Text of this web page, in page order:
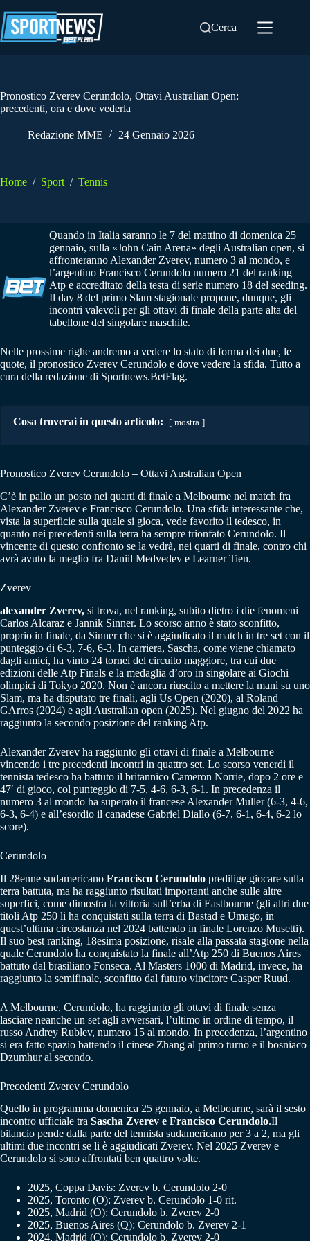
al
contenuto
Cerca
Pronostico Zverev Cerundolo, Ottavi Australian Open:
precedenti, ora e dove vederla
Redazione MME 24 Gennaio 2026
Home / Sport / Tennis
Quando in Italia saranno le 7 del mattino di domenica 25
gennaio, sulla «John Cain Arena» degli Australian open, si
affronteranno Alexander Zverev, numero 3 al mondo, e
l’argentino Francisco Cerundolo numero 21 del ranking
Atp e accreditato della testa di serie numero 18 del seeding.
Il day 8 del primo Slam stagionale propone, dunque, gli
incontri valevoli per gli ottavi di finale della parte alta del
tabellone del singolare maschile.
Nelle prossime righe andremo a vedere lo stato di forma dei due, le
quote, il pronostico Zverev Cerundolo e dove vedere la sfida. Tutto a
cura della redazione di Sportnews.BetFlag.
Cosa troverai in questo articolo: mostra
Pronostico Zverev Cerundolo – Ottavi Australian Open
C’è in palio un posto nei quarti di finale a Melbourne nel match fra
Alexander Zverev e Francisco Cerundolo. Una sfida interessante che,
vista la superficie sulla quale si gioca, vede favorito il tedesco, in
quanto nei precedenti sulla terra ha sempre trionfato Cerundolo. Il
vincente di questo confronto se la vedrà, nei quarti di finale, contro chi
avrà avuto la meglio fra Daniil Medvedev e Learner Tien.
Zverev
alexander Zverev, si trova, nel ranking, subito dietro i die fenomeni
Carlos Alcaraz e Jannik Sinner. Lo scorso anno è stato sconfitto,
proprio in finale, da Sinner che si è aggiudicato il match in tre set con il
punteggio di 6-3, 7-6, 6-3. In carriera, Sascha, come viene chiamato
dagli amici, ha vinto 24 tornei del circuito maggiore, tra cui due
edizioni delle Atp Finals e la medaglia d’oro in singolare ai Giochi
olimpici di Tokyo 2020. Non è ancora riuscito a mettere la mani su uno
Slam, ma ha disputato tre finali, agli Us Open (2020), al Roland
GArros (2024) e agli Australian open (2025). Nel giugno del 2022 ha
raggiunto la secondo posizione del ranking Atp.
Alexander Zverev ha raggiunto gli ottavi di finale a Melbourne
vincendo i tre precedenti incontri in quattro set. Lo scorso venerdì il
tennista tedesco ha battuto il britannico Cameron Norrie, dopo 2 ore e
47′ di gioco, col punteggio di 7-5, 4-6, 6-3, 6-1. In precedenza il
numero 3 al mondo ha superato il francese Alexander Muller (6-3, 4-6,
6-3, 6-4) e all’esordio il canadese Gabriel Diallo (6-7, 6-1, 6-4, 6-2 lo
score).
Cerundolo
Il 28enne sudamericano Francisco Cerundolo predilige giocare sulla
terra battuta, ma ha raggiunto risultati importanti anche sulle altre
superfici, come dimostra la vittoria sull’erba di Eastbourne (gli altri due
titoli Atp 250 li ha conquistati sulla terra di Bastad e Umago, in
quest’ultima circostanza nel 2024 battendo in finale Lorenzo Musetti).
Il suo best ranking, 18esima posizione, risale alla passata stagione nella
quale Cerundolo ha conquistato la finale all’Atp 250 di Buenos Aires
battuto dal brasiliano Fonseca. Al Masters 1000 di Madrid, invece, ha
raggiunto la semifinale, sconfitto dal futuro vincitore Casper Ruud.
A Melbourne, Cerundolo, ha raggiunto gli ottavi di finale senza
lasciare neanche un set agli avversari, l’ultimo in ordine di tempo, il
russo Andrey Rublev, numero 15 al mondo. In precedenza, l’argentino
si era fatto spazio battendo il cinese Zhang al primo turno e il bosniaco
Dzumhur al secondo.
Precedenti Zverev Cerundolo
Quello in programma domenica 25 gennaio, a Melbourne, sarà il sesto
incontro ufficiale tra Sascha Zverev e Francisco Cerundolo.Il
bilancio pende dalla parte del tennista sudamericano per 3 a 2, ma gli
ultimi due incontri se li è aggiudicati Zverev. Nel 2025 Zverev e
Cerundolo si sono affrontati ben quattro volte.
2025, Coppa Davis: Zverev b. Cerundolo 2-0
2025, Toronto (O): Zverev b. Cerundolo 1-0 rit.
2025, Madrid (O): Cerundolo b. Zverev 2-0
2025, Buenos Aires (Q): Cerundolo b. Zverev 2-1
2024, Madrid (O): Cerundolo b. Zverev 2-0